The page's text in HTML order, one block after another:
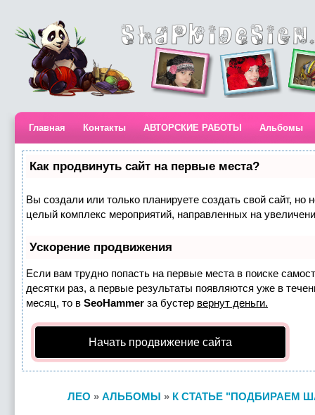
Главная Контакты АВТОРСКИЕ РАБОТЫ Альбомы
Как продвинуть сайт на первые места?
Вы создали или только планируете создать свой сайт, но
целый комплекс мероприятий, направленных на
Ускорение продвижения
Если вам трудно попасть на первые места в поиске
десятки раз, а первые результаты появляются уже в
месяц, то в SeoHammer за бустер вернут деньги.
Начать продвижение сайта
ЛЕО » АЛЬБОМЫ » К СТАТЬЕ "ПОДБИРАЕМ